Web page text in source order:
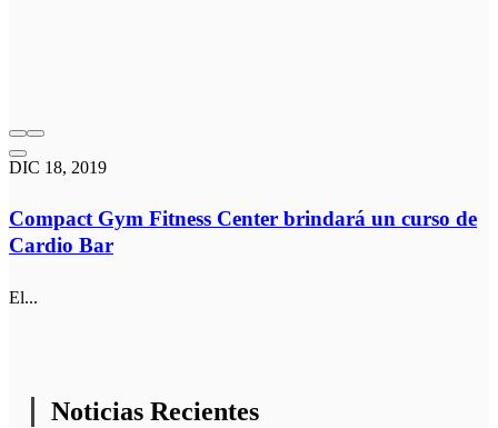
DIC 18, 2019
Compact Gym Fitness Center brindará un curso de
Cardio Bar
El...
Noticias Recientes